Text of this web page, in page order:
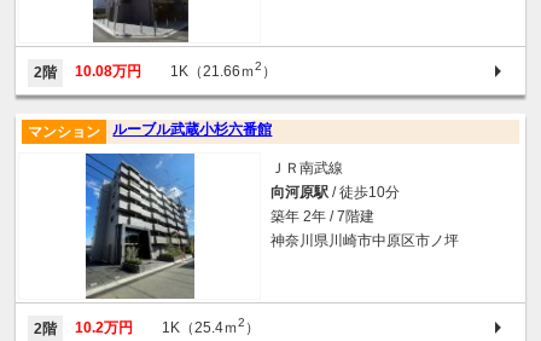
2階 10.08万円 1K（21.66ｍ2 ）
ルーブル武蔵小杉六番館
マンション
ＪＲ南武線
向河原駅 / 徒歩10分
築年 2年 / 7階建
神奈川県川崎市中原区市ノ坪
2階 10.2万円 1K（25.4ｍ2 ）